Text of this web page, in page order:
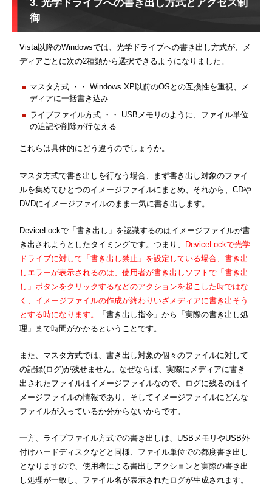
御
Vista以降のWindowsでは、光学ドライブへの書き出し方式が、メ
ディアごとに次の2種類から選択できるようになりました。
マスタ方式 ・・ Windows XP以前のOSとの互換性を重視、メ
ディアに一括書き込み
ライブファイル方式 ・・ USBメモリのように、ファイル単位
の追記や削除が行なえる
これらは具体的にどう違うのでしょうか。
マスタ方式で書き出しを行なう場合、まず書き出し対象のファイ
ルを集めてひとつのイメージファイルにまとめ、それから、CDや
DVDにイメージファイルのまま一気に書き出します。
DeviceLockで「書き出し」を認識するのはイメージファイルが書
き出されようとしたタイミングです。つまり、 DeviceLockで光学
ドライブに対して「書き出し禁止」を設定している場合、書き出
しエラーが表示されるのは、使用者が書き出しソフトで「書き出
し」ボタンをクリックするなどのアクションを起こした時ではな
く、イメージファイルの作成が終わりいざメディアに書き出そう
とする時になります。
「書き出し指令」から「実際の書き出し処
理」まで時間がかかるということです。
また、マスタ方式では、書き出し対象の個々のファイルに対して
の記録(ログ)が残せません。なぜならば、実際にメディアに書き
出されたファイルはイメージファイルなので、ログに残るのはイ
メージファイルの情報であり、そしてイメージファイルにどんな
ファイルが入っているか分からないからです。
一方、ライブファイル方式での書き出しは、USBメモリやUSB外
付けハードディスクなどと同様、ファイル単位での都度書き出し
となりますので、使用者による書出しアクションと実際の書き出
し処理が一致し、ファイル名が表示されたログが生成されます。